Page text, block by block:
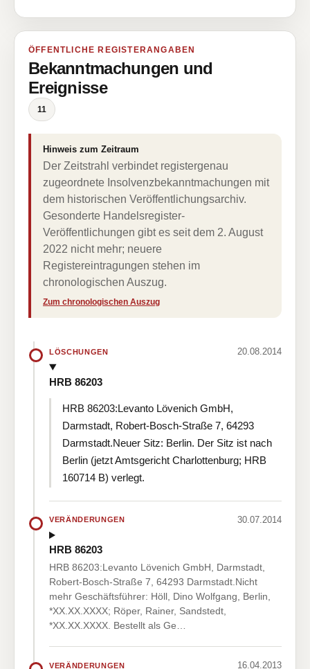
ÖFFENTLICHE REGISTERANGABEN
Bekanntmachungen und
Ereignisse
11
Hinweis zum Zeitraum
Der Zeitstrahl verbindet registergenau
zugeordnete Insolvenzbekanntmachungen mit
dem historischen Veröffentlichungsarchiv.
Gesonderte Handelsregister-
Veröffentlichungen gibt es seit dem 2. August
2022 nicht mehr; neuere
Registereintragungen stehen im
chronologischen Auszug.
Zum chronologischen Auszug
LÖSCHUNGEN 20.08.2014
HRB 86203
HRB 86203:Levanto Lövenich GmbH,
Darmstadt, Robert-Bosch-Straße 7, 64293
Darmstadt.Neuer Sitz: Berlin. Der Sitz ist nach
Berlin (jetzt Amtsgericht Charlottenburg; HRB
160714 B) verlegt.
VERÄNDERUNGEN 30.07.2014
HRB 86203
HRB 86203:Levanto Lövenich GmbH, Darmstadt,
Robert-Bosch-Straße 7, 64293 Darmstadt.Nicht
mehr Geschäftsführer: Höll, Dino Wolfgang, Berlin,
*XX.XX.XXXX; Röper, Rainer, Sandstedt,
*XX.XX.XXXX. Bestellt als Ge…
VERÄNDERUNGEN 16.04.2013